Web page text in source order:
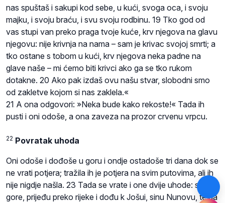
nas spuštaš i sakupi kod sebe, u kući, svoga oca, i svoju
majku, i svoju braću, i svu svoju rodbinu. 19 Tko god od
vas stupi van preko praga tvoje kuće, krv njegova na glavu
njegovu: nije krivnja na nama – sam je krivac svojoj smrti; a
tko ostane s tobom u kući, krv njegova neka padne na
glave naše – mi ćemo biti krivci ako ga se tko rukom
dotakne. 20 Ako pak izdaš ovu našu stvar, slobodni smo
od zakletve kojom si nas zaklela.«
21 A ona odgovori: »Neka bude kako rekoste!« Tada ih
pusti i oni odoše, a ona zaveza na prozor crvenu vrpcu.
22 Povratak uhoda
Oni odoše i dođoše u goru i ondje ostadoše tri dana dok se
ne vrati potjera; tražila ih je potjera na svim putovima, ali ih
nije nigdje našla. 23 Tada se vrate i one dvije uhode: siđu s
gore, prijeđu preko rijeke i dođu k Jošui, sinu Nunovu, te ga